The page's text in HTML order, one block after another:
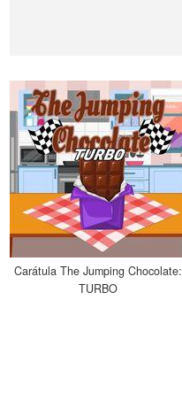
Carátula The Jumping Chocolate:
TURBO